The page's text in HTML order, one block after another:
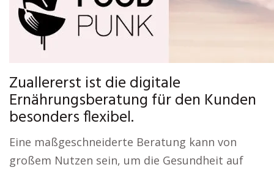
Zuallererst ist die digitale
Ernährungsberatung für den Kunden
besonders flexibel.
Eine maßgeschneiderte Beratung kann von
großem Nutzen sein, um die Gesundheit auf